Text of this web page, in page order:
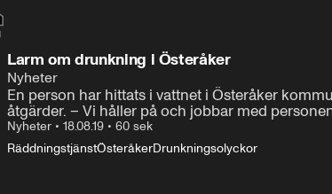
Larm om drunkning i Österåker
Nyheter
En person har hittats i vattnet i Österåker
åtgärder. – Vi håller på och jobbar med
Nyheter • 18.08.19 • 60 sek
RäddningstjänstÖsteråkerDrunkningsolyckor